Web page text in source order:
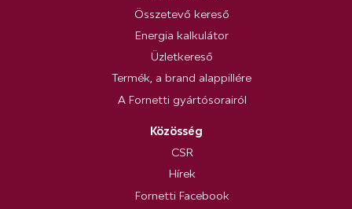
Összetevő kereső
Energia kalkulátor
Üzletkereső
Termék, a brand alappillére
A Fornetti gyártósorairól
Közösség
CSR
Hírek
Fornetti Facebook